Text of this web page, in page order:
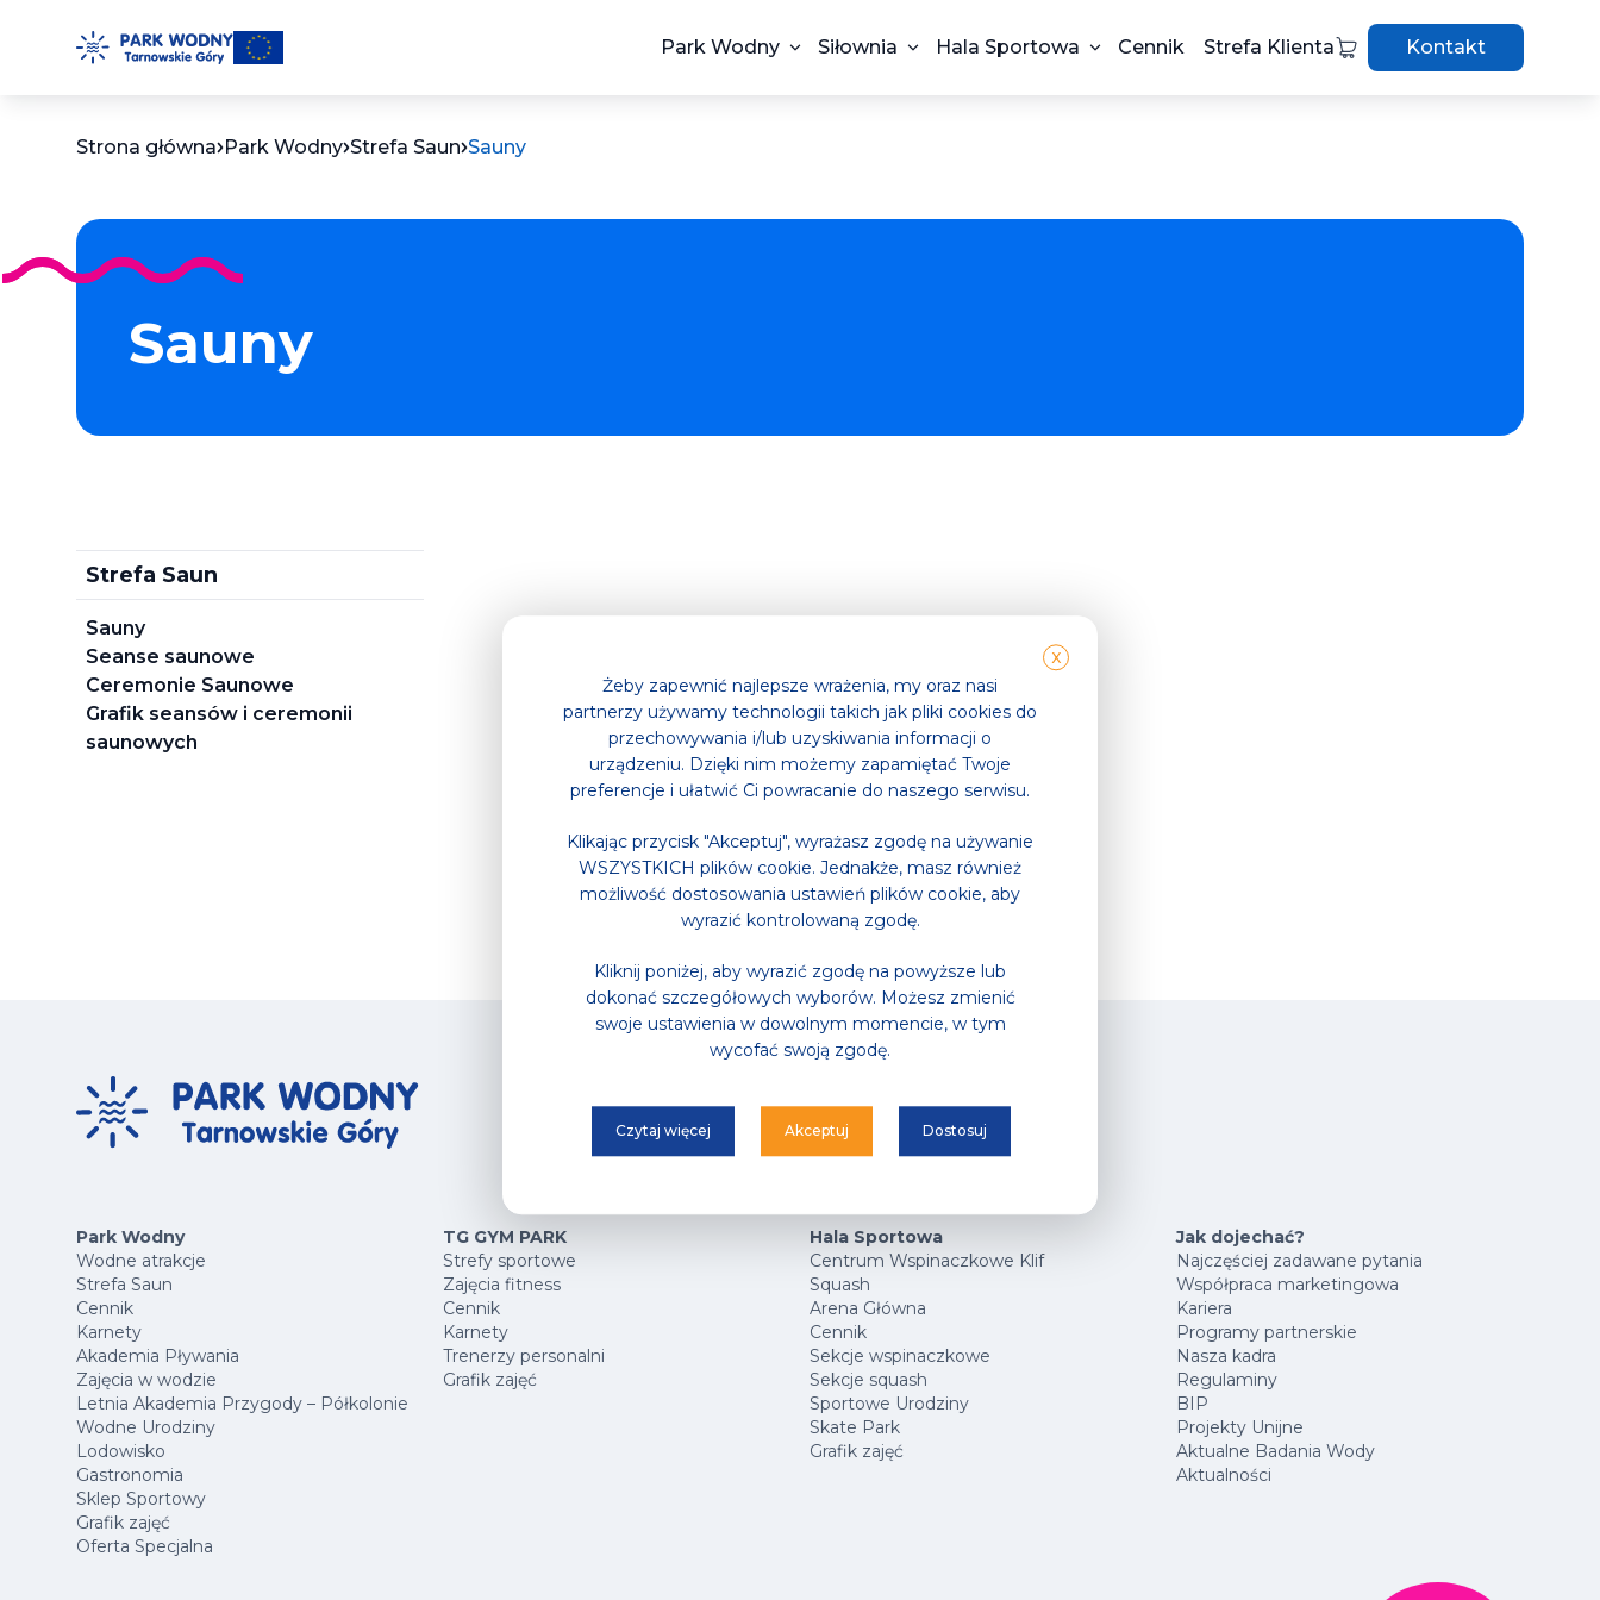
Park Wodny Siłownia Hala Sportowa Cennik Strefa Klienta Kontakt
Strona główna Park Wodny Strefa Saun Sauny
Sauny
Strefa Saun
Sauny
Seanse saunowe
Ceremonie Saunowe
Grafik seansów i ceremonii
saunowych
Park Wodny
Wodne atrakcje
Strefa Saun
Cennik
Karnety
Akademia Pływania
Zajęcia w wodzie
Letnia Akademia Przygody – Półkolonie
Wodne Urodziny
Lodowisko
Gastronomia
Sklep Sportowy
Grafik zajęć
Oferta Specjalna
TG GYM PARK
Strefy sportowe
Zajęcia fitness
Cennik
Karnety
Trenerzy personalni
Grafik zajęć
Hala Sportowa
Centrum Wspinaczkowe Klif
Squash
Arena Główna
Cennik
Sekcje wspinaczkowe
Sekcje squash
Sportowe Urodziny
Skate Park
Grafik zajęć
Jak dojechać?
Najczęściej zadawane pytania
Współpraca marketingowa
Kariera
Programy partnerskie
Nasza kadra
Regulaminy
BIP
Projekty Unijne
Aktualne Badania Wody
Aktualności
X
Żeby zapewnić najlepsze wrażenia, my oraz nasi
partnerzy używamy technologii takich jak pliki cookies do
przechowywania i/lub uzyskiwania informacji o
urządzeniu. Dzięki nim możemy zapamiętać Twoje
preferencje i ułatwić Ci powracanie do naszego serwisu.
Klikając przycisk "Akceptuj", wyrażasz zgodę na używanie
WSZYSTKICH plików cookie. Jednakże, masz również
możliwość dostosowania ustawień plików cookie, aby
wyrazić kontrolowaną zgodę.
Kliknij poniżej, aby wyrazić zgodę na powyższe lub
dokonać szczegółowych wyborów. Możesz zmienić
swoje ustawienia w dowolnym momencie, w tym
wycofać swoją zgodę.
Czytaj więcej Akceptuj Dostosuj